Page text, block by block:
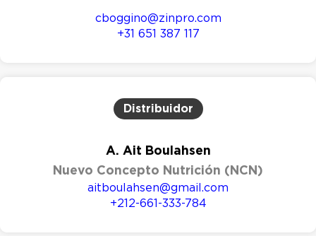
cboggino@zinpro.com
+31 651 387 117
Distribuidor
A. Ait Boulahsen
Nuevo Concepto Nutrición (NCN)
aitboulahsen@gmail.com
+212-661-333-784